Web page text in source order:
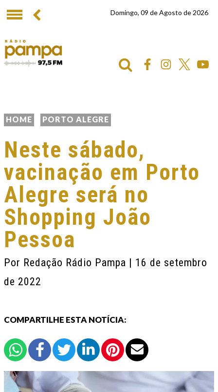
Domingo, 09 de Agosto de 2026
HOME PORTO ALEGRE
Neste sábado,
vacinação em Porto
Alegre será no
Shopping João
Pessoa
Por Redação Rádio Pampa | 16 de setembro
de 2022
COMPARTILHE ESTA NOTÍCIA: